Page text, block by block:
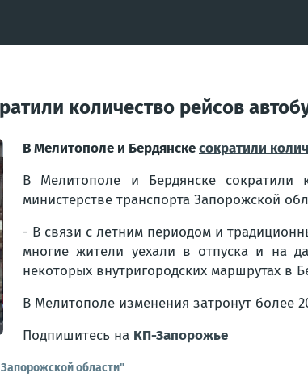
количество рейсов
В Мелитополе и Бердянскесократили
В Мелитополе и Бердянске сократили
министерстве транспорта Запорожской
- В связи с летним периодом и
многие жители уехали в отпуска и на
некоторых внутригородских маршрутах в
В Мелитополе изменения затронут более
Подпишитесь на КП-Запорожье
области"